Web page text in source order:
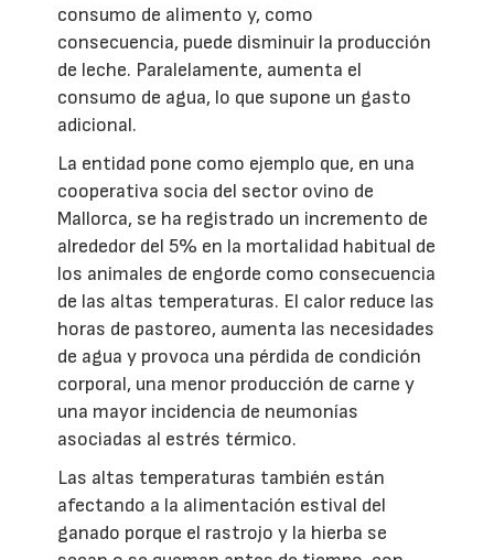
consumo de alimento y, como
consecuencia, puede disminuir la producción
de leche. Paralelamente, aumenta el
consumo de agua, lo que supone un gasto
adicional.
La entidad pone como ejemplo que, en una
cooperativa socia del sector ovino de
Mallorca, se ha registrado un incremento de
alrededor del 5% en la mortalidad habitual de
los animales de engorde como consecuencia
de las altas temperaturas. El calor reduce las
horas de pastoreo, aumenta las necesidades
de agua y provoca una pérdida de condición
corporal, una menor producción de carne y
una mayor incidencia de neumonías
asociadas al estrés térmico.
Las altas temperaturas también están
afectando a la alimentación estival del
ganado porque el rastrojo y la hierba se